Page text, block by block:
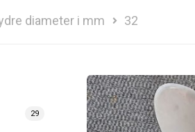
og tryk på enter
diameter i mm 32
29